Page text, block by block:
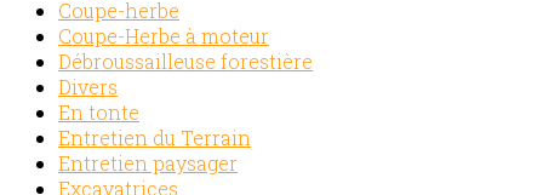
Coupe-herbe
Coupe-Herbe à moteur
Débroussailleuse forestière
Divers
En tonte
Entretien du Terrain
Entretien paysager
Excavatrices